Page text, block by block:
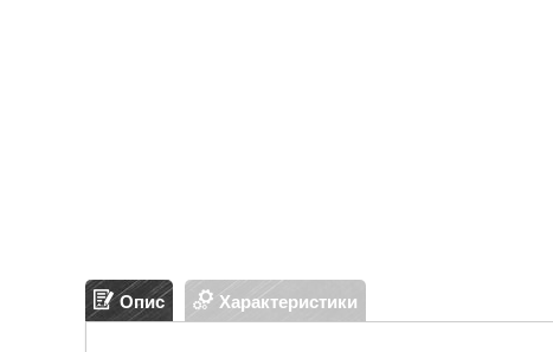
Опис Характеристики